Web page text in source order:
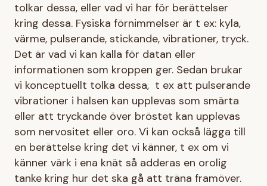
tolkar dessa, eller vad vi har för berättelser
kring dessa. Fysiska förnimmelser är t ex: kyla,
värme, pulserande, stickande, vibrationer, tryck.
Det är vad vi kan kalla för datan eller
informationen som kroppen ger. Sedan brukar
vi konceptuellt tolka dessa, t ex att pulserande
vibrationer i halsen kan upplevas som smärta
eller att tryckande över bröstet kan upplevas
som nervositet eller oro. Vi kan också lägga till
en berättelse kring det vi känner, t ex om vi
känner värk i ena knät så adderas en orolig
tanke kring hur det ska gå att träna framöver.